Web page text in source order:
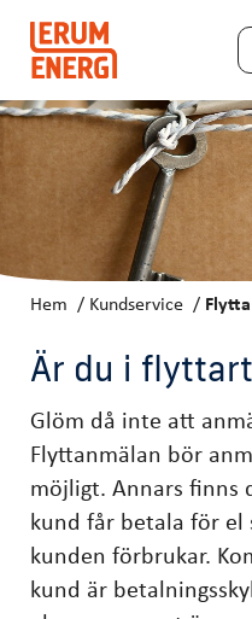
Hem Kundservice Flytta
Är du i
Glöm då inte att
Flyttanmälan bör
möjligt. Annars finns
kund får betala för
kunden förbrukar.
kund är